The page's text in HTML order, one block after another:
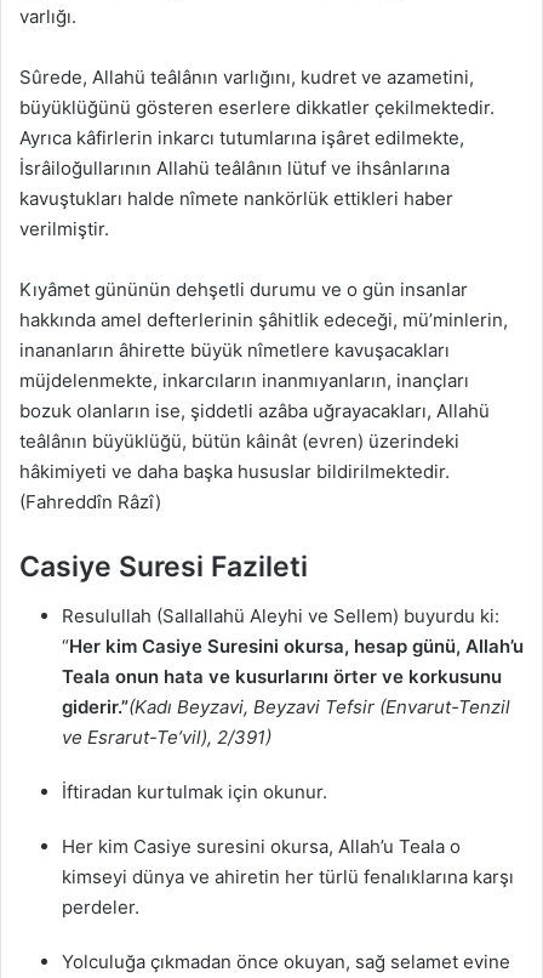
varlığı.
Sûrede, Allahü teâlânın varlığını, kudret ve azametini,
büyüklüğünü gösteren eserlere dikkatler çekilmektedir.
Ayrıca kâfirlerin inkarcı tutumlarına işâret edilmekte,
İsrâiloğullarının Allahü teâlânın lütuf ve ihsânlarına
kavuştukları halde nîmete nankörlük ettikleri haber
verilmiştir.
Kıyâmet gününün dehşetli durumu ve o gün insanlar
hakkında amel defterlerinin şâhitlik edeceği, mü’minlerin,
inananların âhirette büyük nîmetlere kavuşacakları
müjdelenmekte, inkarcıların inanmıyanların, inançları
bozuk olanların ise, şiddetli azâba uğrayacakları, Allahü
teâlânın büyüklüğü, bütün kâinât (evren) üzerindeki
hâkimiyeti ve daha başka hususlar bildirilmektedir.
(Fahreddîn Râzî)
Casiye Suresi Fazileti
Resulullah (Sallallahü Aleyhi ve Sellem) buyurdu ki:
“Her kim Casiye Suresini okursa, hesap günü, Allah’u
Teala onun hata ve kusurlarını örter ve korkusunu
giderir.”(Kadı Beyzavi, Beyzavi Tefsir (Envarut-Tenzil
ve Esrarut-Te’vil), 2/391)
İftiradan kurtulmak için okunur.
Her kim Casiye suresini okursa, Allah’u Teala o
kimseyi dünya ve ahiretin her türlü fenalıklarına karşı
perdeler.
Yolculuğa çıkmadan önce okuyan, sağ selamet evine